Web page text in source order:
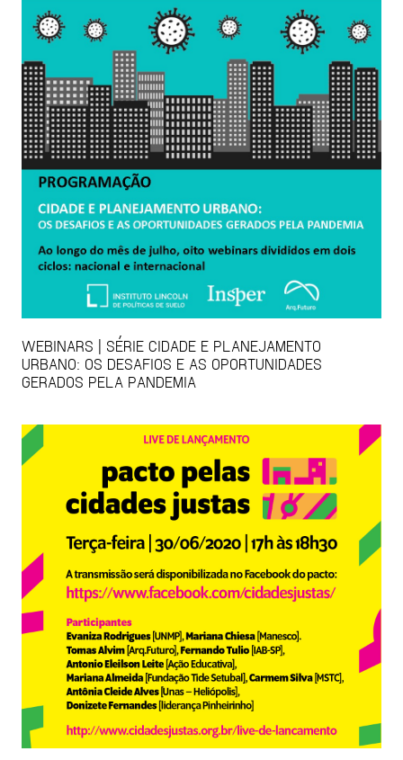
WEBINARS | SÉRIE CIDADE E PLANEJAMENTO
URBANO: OS DESAFIOS E AS OPORTUNIDADES
GERADOS PELA PANDEMIA